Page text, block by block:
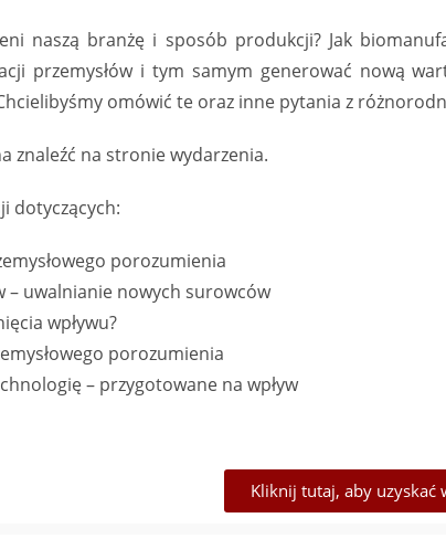
naszą branżę i sposób produkcji? Jak
przemysłów i tym samym generować nową
omówić te oraz inne pytania z
znaleźć na stronie wydarzenia.
dotyczących:
porozumienia
– uwalnianie nowych surowców
wpływu?
porozumienia
– przygotowane na wpływ
Kliknij tutaj, aby uzyskać